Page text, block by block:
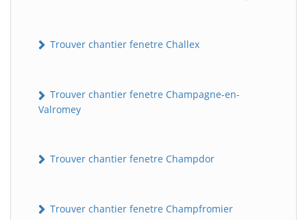
Trouver chantier fenetre Challex
Trouver chantier fenetre Champagne-en-
Valromey
Trouver chantier fenetre Champdor
Trouver chantier fenetre Champfromier